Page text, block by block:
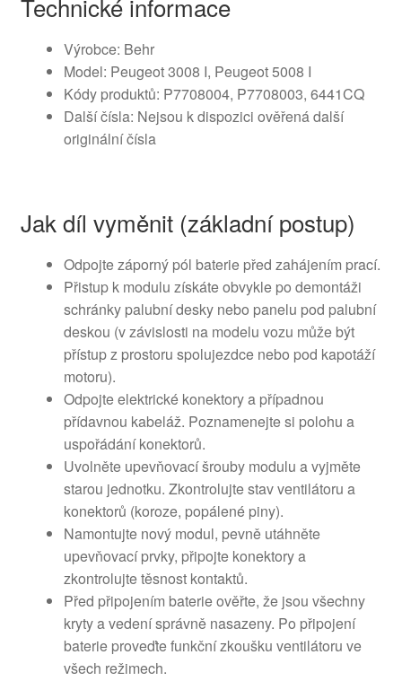
Technické informace
Výrobce: Behr
Model: Peugeot 3008 I, Peugeot 5008 I
Kódy produktů: P7708004, P7708003, 6441CQ
Další čísla: Nejsou k dispozici ověřená další
originální čísla
Jak díl vyměnit (základní postup)
Odpojte záporný pól baterie před zahájením prací.
Přistup k modulu získáte obvykle po demontáži
schránky palubní desky nebo panelu pod palubní
deskou (v závislosti na modelu vozu může být
přístup z prostoru spolujezdce nebo pod kapotáží
motoru).
Odpojte elektrické konektory a případnou
přídavnou kabeláž. Poznamenejte si polohu a
uspořádání konektorů.
Uvolněte upevňovací šrouby modulu a vyjměte
starou jednotku. Zkontrolujte stav ventilátoru a
konektorů (koroze, popálené piny).
Namontujte nový modul, pevně utáhněte
upevňovací prvky, připojte konektory a
zkontrolujte těsnost kontaktů.
Před připojením baterie ověřte, že jsou všechny
kryty a vedení správně nasazeny. Po připojení
baterie proveďte funkční zkoušku ventilátoru ve
všech režimech.